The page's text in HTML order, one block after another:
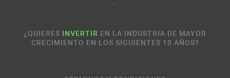
-
¿QUIERES INVERTIR EN LA INDUSTRIA DE MAYOR
CRECIMIENTO EN LOS SIGUIENTES 10 AÑOS?